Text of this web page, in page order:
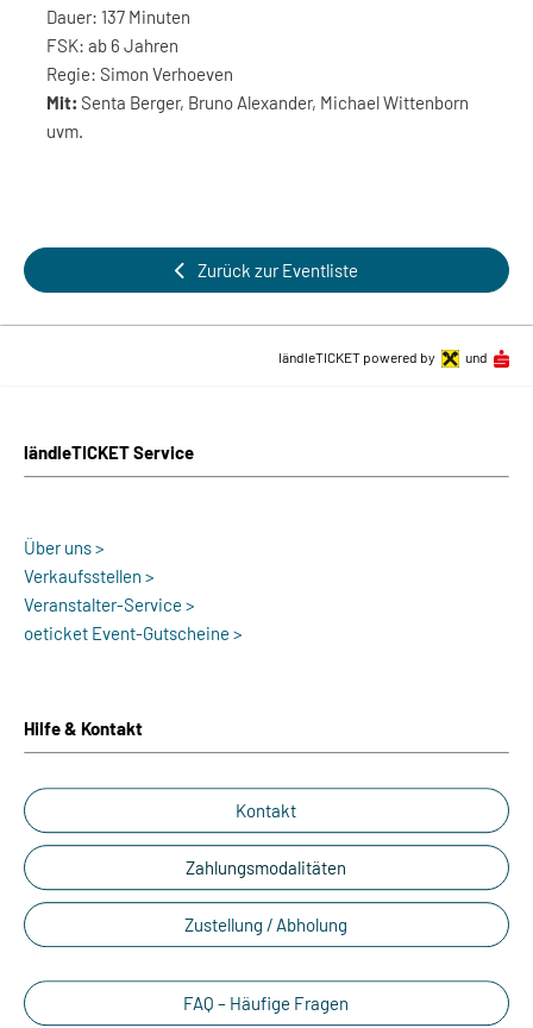
Dauer: 137 Minuten
FSK: ab 6 Jahren
Regie: Simon Verhoeven
Mit: Senta Berger, Bruno Alexander, Michael Wittenborn
uvm.
Zurück zur Eventliste
ländleTICKET Service
Über uns >
Verkaufsstellen >
Veranstalter-Service >
oeticket Event-Gutscheine >
Hilfe & Kontakt
Kontakt
Zahlungsmodalitäten
Zustellung / Abholung
FAQ – Häufige Fragen
ländleTICKET powered by und